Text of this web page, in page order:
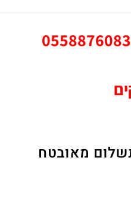
*לבדיקת מחיר הובלה חייג: 0558876083